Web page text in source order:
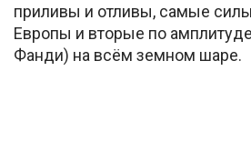
приливы и отливы, самые
Европы и вторые по
Фанди) на всём земном шаре.